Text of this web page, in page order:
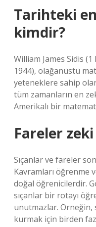
Tarihteki
kimdir?
William James Sidis
1944), olağanüstü
yeteneklere sahip
tüm zamanların en
Amerikalı bir
Fareler
Sıçanlar ve fareler
Kavramları öğrenme
doğal öğrenicilerdir.
sıçanlar bir rotayı
unutmazlar. Örneğin,
kurmak için birden